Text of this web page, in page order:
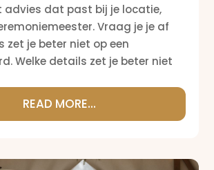
advies dat past bij je locatie,
Vraag je je af
zet je beter niet op een
Welke details zet je beter niet
READ MORE...